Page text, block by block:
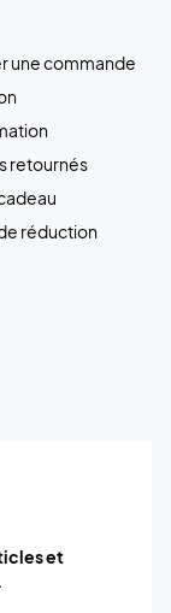
une commande
retournés
réduction
et